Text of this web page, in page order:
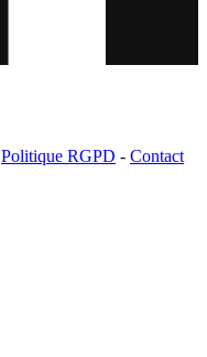
Politique RGPD - Contact